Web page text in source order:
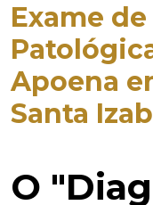
Exame
Apoena
Santa
O